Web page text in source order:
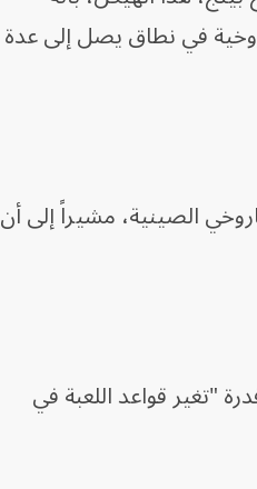
في نطاق يصل إلى عدة
الصينية، مشيراً إلى أن
"تغير قواعد اللعبة في